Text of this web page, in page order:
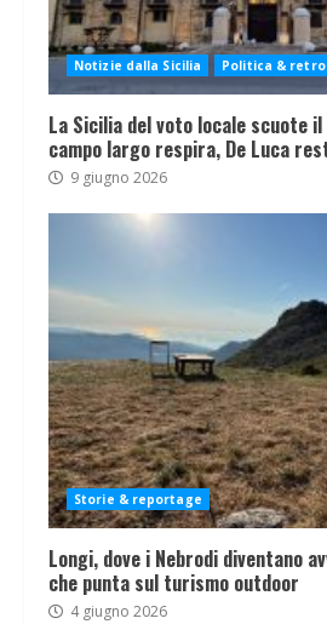
Notizie dalla Sicilia Politica &
La Sicilia del voto locale scuote
campo largo respira, De Luca
9 giugno 2026
Storie & reportage
Longi, dove i Nebrodi diventano
che punta sul turismo outdoor
4 giugno 2026